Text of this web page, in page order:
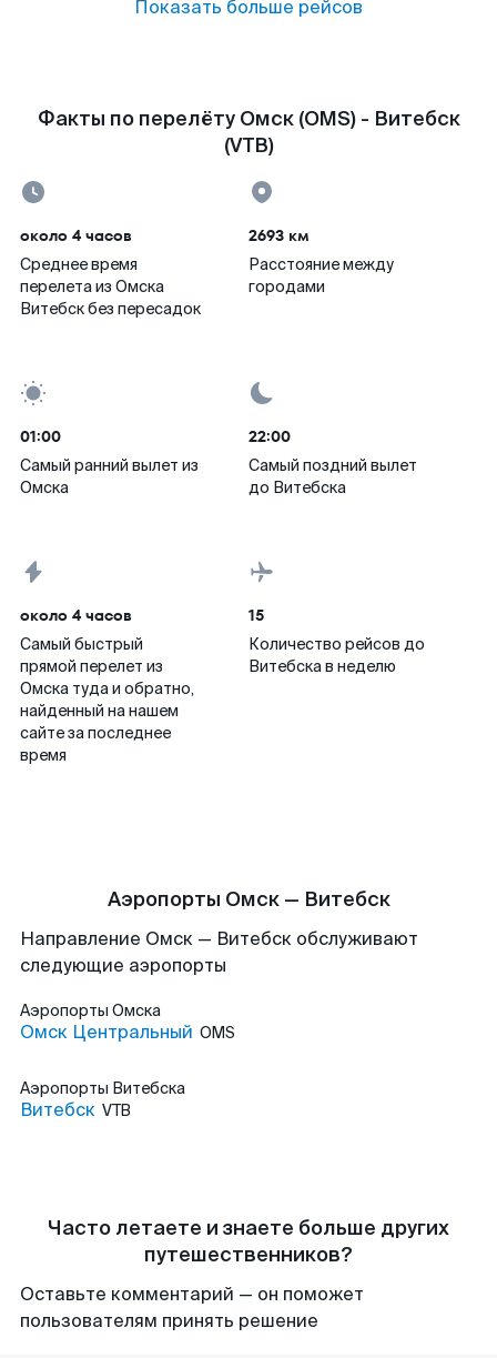
Показать больше рейсов
Факты по перелёту Омск (OMS) - Витебск
(VTB)
около 4 часов
Среднее время
перелета из Омска
Витебск без пересадок
2693 км
Расстояние между
городами
01:00
Самый ранний вылет из
Омска
22:00
Самый поздний вылет
до Витебска
около 4 часов
Самый быстрый
прямой перелет из
Омска туда и обратно,
найденный на нашем
сайте за последнее
время
15
Количество рейсов до
Витебска в неделю
Аэропорты Омск — Витебск
Направление Омск — Витебск обслуживают
следующие аэропорты
Аэропорты Омска
Омск Центральный OMS
Аэропорты Витебска
Витебск VTB
Часто летаете и знаете больше других
путешественников?
Оставьте комментарий — он поможет
пользователям принять решение